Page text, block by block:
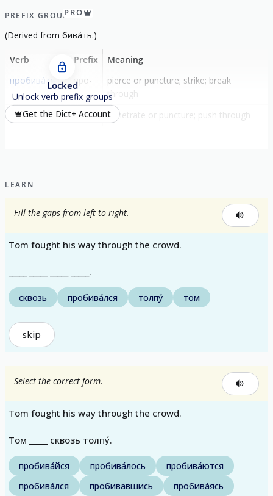
PREFIX GROUPPRO
(Derived from бива́ть.)
Verb Prefix
Meaning
пробива́ть
про-
pierce or puncture; strike; break
through
пробива́ться
- penetrate or puncture; push through
Locked
Unlock verb prefix groups
Get the Dict+ Account
LEARN
Fill the gaps from left to right.
Tom fought his way through the crowd.
_____ _____ _____ _____.
сквозь пробива́лся толпу́ том
skip
Select the correct form.
Tom fought his way through the crowd.
Том _____ сквозь толпу́.
пробива́йся пробива́лось
пробива́ются
пробива́лся
пробивавшись
пробива́ясь